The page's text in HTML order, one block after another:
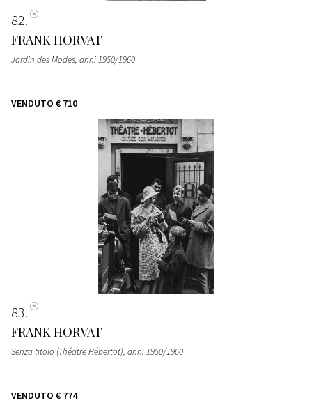
82
FRANK HORVAT
Jardin des Modes, anni 1950/1960
VENDUTO € 710
83
FRANK HORVAT
Senza titolo (Théatre Hébertot), anni 1950/1960
VENDUTO € 774